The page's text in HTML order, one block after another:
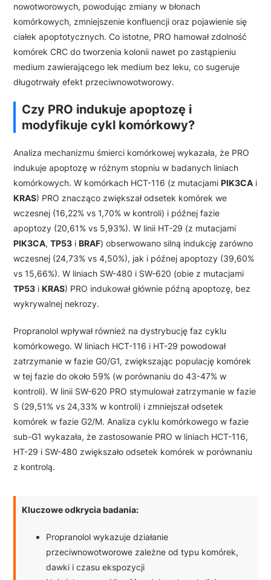
nowotworowych, powodując zmiany w błonach
komórkowych, zmniejszenie konfluencji oraz pojawienie się
ciałek apoptotycznych. Co istotne, PRO hamował zdolność
komórek CRC do tworzenia kolonii nawet po zastąpieniu
medium zawierającego lek medium bez leku, co sugeruje
długotrwały efekt przeciwnowotworowy.
Czy PRO indukuje apoptozę i
modyfikuje cykl komórkowy?
Analiza mechanizmu śmierci komórkowej wykazała, że PRO
indukuje apoptozę w różnym stopniu w badanych liniach
komórkowych. W komórkach HCT-116 (z mutacjami PIK3CA i
KRAS) PRO znacząco zwiększał odsetek komórek we
wczesnej (16,22% vs 1,70% w kontroli) i późnej fazie
apoptozy (20,61% vs 5,93%). W linii HT-29 (z mutacjami
PIK3CA, TP53 i BRAF) obserwowano silną indukcję zarówno
wczesnej (24,73% vs 4,50%), jak i późnej apoptozy (39,60%
vs 15,66%). W liniach SW-480 i SW-620 (obie z mutacjami
TP53 i KRAS) PRO indukował głównie późną apoptozę, bez
wykrywalnej nekrozy.
Propranolol wpływał również na dystrybucję faz cyklu
komórkowego. W liniach HCT-116 i HT-29 powodował
zatrzymanie w fazie G0/G1, zwiększając populację komórek
w tej fazie do około 59% (w porównaniu do 43-47% w
kontroli). W linii SW-620 PRO stymulował zatrzymanie w fazie
S (29,51% vs 24,33% w kontroli) i zmniejszał odsetek
komórek w fazie G2/M. Analiza cyklu komórkowego w fazie
sub-G1 wykazała, że zastosowanie PRO w liniach HCT-116,
HT-29 i SW-480 zwiększało odsetek komórek w porównaniu
z kontrolą.
Kluczowe odkrycia badania:
Propranolol wykazuje działanie
przeciwnowotworowe zależne od typu komórek,
dawki i czasu ekspozycji